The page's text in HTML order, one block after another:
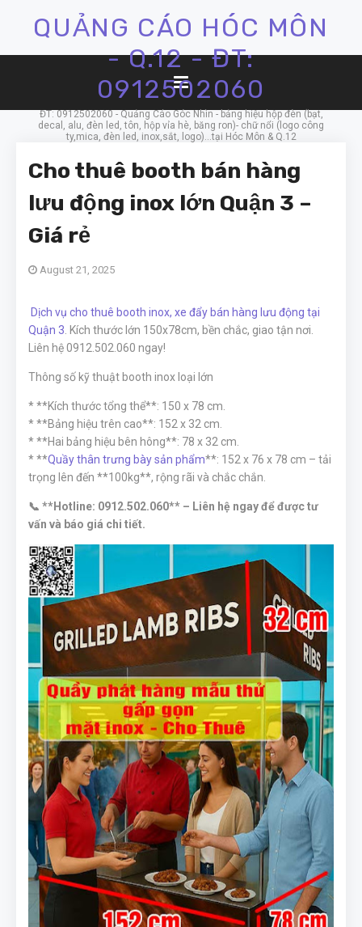
QUẢNG CÁO HÓC MÔN
- Q.12 - ĐT:
0912502060
ĐT: 0912502060 - Quảng Cáo Góc Nhìn - bảng hiệu hộp đèn (bạt,
decal, alu, đèn led, tôn, hộp vỉa hè, băng ron)- chữ nổi (logo công
ty,mica, đèn led, inox,sắt, logo)...tại Hóc Môn & Q.12
Cho thuê booth bán hàng
lưu động inox lớn Quận 3 –
Giá rẻ
August 21, 2025
Dịch vụ cho thuê booth inox, xe đẩy bán hàng lưu động tại
Quận 3 . Kích thước lớn 150x78cm, bền chắc, giao tận nơi.
Liên hệ 0912.502.060 ngay!
Thông số kỹ thuật booth inox loại lớn
* **Kích thước tổng thể**: 150 x 78 cm.
* **Bảng hiệu trên cao**: 152 x 32 cm.
* **Hai bảng hiệu bên hông**: 78 x 32 cm.
* **Quầy thân trưng bày sản phẩm**: 152 x 76 x 78 cm – tải
trọng lên đến **100kg**, rộng rãi và chắc chắn.
📞 **Hotline: 0912.502.060** – Liên hệ ngay để được tư
vấn và báo giá chi tiết.